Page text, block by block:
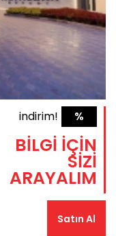
%
indirim!
BİLGİ İÇİN
SİZİ
ARAYALIM
Satın Al